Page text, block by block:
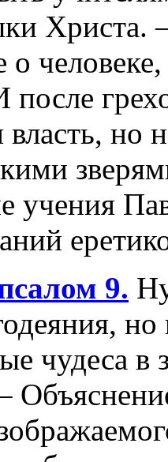
Христа.
власть,
учения
9.
чудеса в